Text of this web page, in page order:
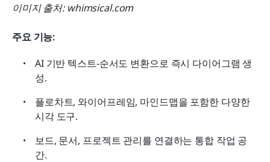
이미지 출처: whimsical.com
주요 기능:
AI 기반 텍스트-순서도 변환으로 즉시 다이어그램 생
성.
플로차트, 와이어프레임, 마인드맵을 포함한 다양한
시각 도구.
보드, 문서, 프로젝트 관리를 연결하는 통합 작업 공
간.